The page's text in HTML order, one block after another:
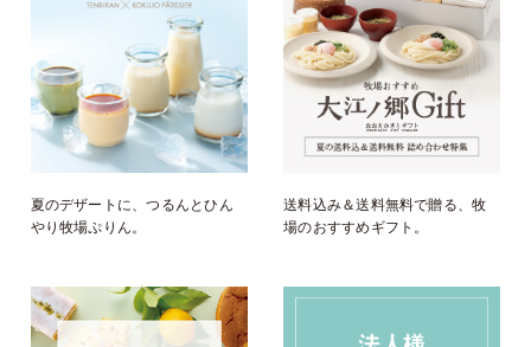
夏のデザートに、つるんとひん
やり牧場ぷりん。
送料込み＆送料無料で贈る、牧
場のおすすめギフト。